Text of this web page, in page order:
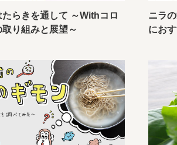
らきを通して ～Withコロ
り組みと展望～
ニラ
にお